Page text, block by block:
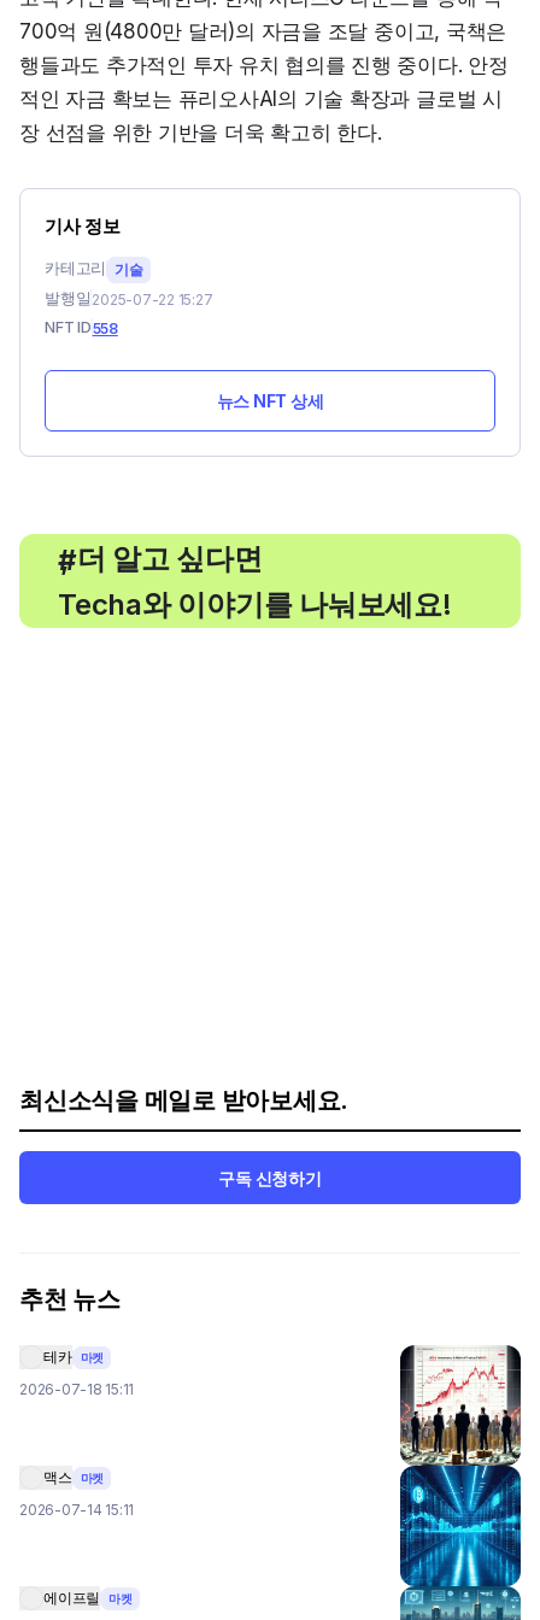
700억 원(4800만 달러)의 자금을 조달 중이고, 국책은
행들과도 추가적인 투자 유치 협의를 진행 중이다. 안정
적인 자금 확보는 퓨리오사AI의 기술 확장과 글로벌 시
장 선점을 위한 기반을 더욱 확고히 한다.
기사 정보
카테고리 기술
발행일 2025-07-22 15:27
NFT ID558
뉴스 NFT 상세
#
, 더 알고 싶다면
Techa와 이야기를 나눠보세요!
최신소식을 메일로 받아보세요.
구독 신청하기
추천 뉴스
테카 마켓
2026-07-18 15:11
맥스 마켓
2026-07-14 15:11
에이프릴 마켓